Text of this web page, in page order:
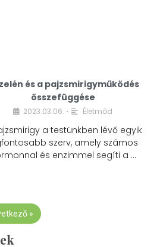
és a pajzsmirigyműködés
összefüggése
2023.03.06. • Életmód
a testünkben lévő egyik
szerv, amely számos
és enzimmel segíti a …
»